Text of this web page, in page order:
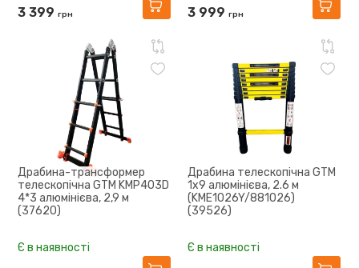
3 399 грн 3 999 грн
Драбина-трансформер
телескопічна GTM KMP403D
4*3 алюмінієва, 2,9 м
(37620)
Є в наявності
Драбина телескопічна GTM
1x9 алюмінієва, 2.6 м
(KME1026Y/881026)
(39526)
Є в наявності